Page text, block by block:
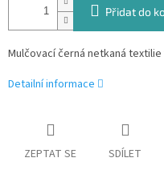
Přidat do
Mulčovací černá netkaná
Detailní informace
ZEPTAT SE SDÍLET